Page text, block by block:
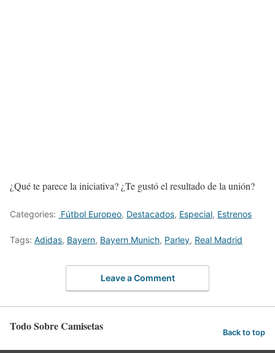
¿Qué te parece la iniciativa? ¿Te gustó el resultado de la unión?
Categories: Fútbol Europeo, Destacados, Especial, Estrenos
Tags: Adidas, Bayern, Bayern Munich, Parley, Real Madrid
Leave a Comment
Todo Sobre Camisetas Back to top